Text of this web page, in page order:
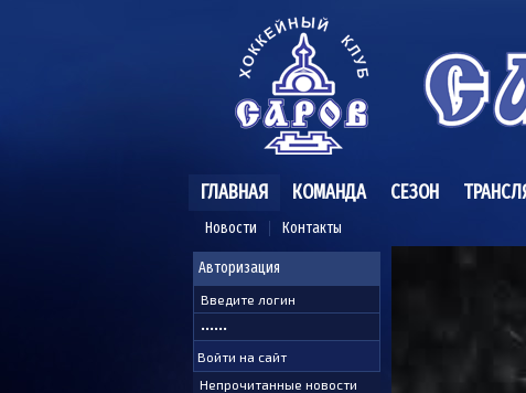
ГЛАВНАЯ
Новости Контакты
КОМАНДА СЕЗОН
Авторизация
Непрочитанные новости